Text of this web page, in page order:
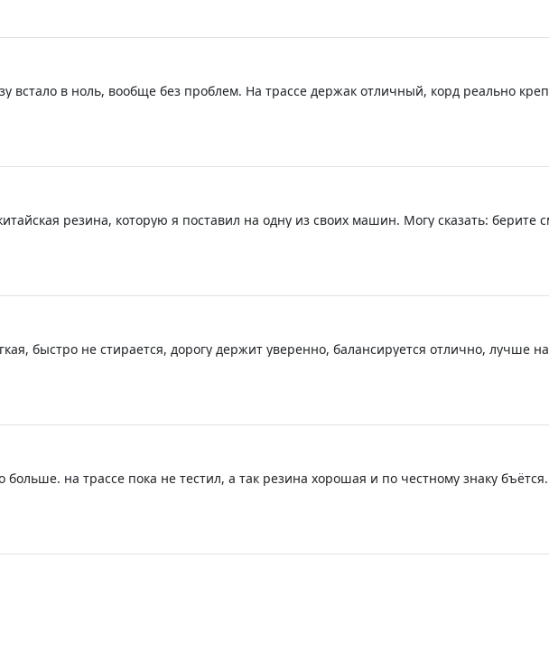
встало в ноль, вообще без проблем. На трассе держак отличный, корд реально
резина, которую я поставил на одну из своих машин. Могу сказать: берите
отлично. Как будет изнашиваться — пока не знаю, это потом. Но за эти
быстро не стирается, дорогу держит уверенно, балансируется отлично, лучше
больше. на трассе пока не тестил, а так резина хорошая и по честному знаку бъётся.